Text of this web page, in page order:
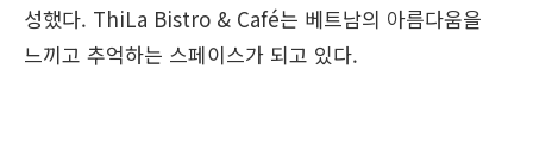
성했다. ThiLa Bistro & Café는 베트남의 아름다움을
느끼고 추억하는 스페이스가 되고 있다.